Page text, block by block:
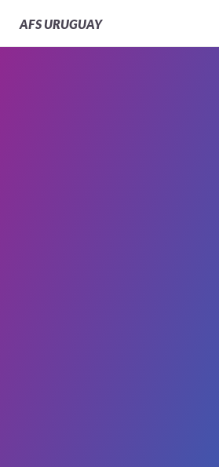
AFSURUGUAY